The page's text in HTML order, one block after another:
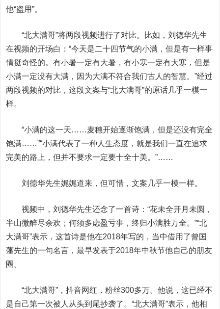
他“盗用”。
“北大满哥”将两段视频进行了对比。比如，刘德华先生
在视频的开场白：“今天是二十四节气的小满，但是有一样事
情挺奇怪的。有小暑一定有大暑，有小寒一定有大寒，但是
小满一定没有大满，因为大满不符合我们古人的智慧。”经过
两段视频的对比，这段文案与“北大满哥”的原话几乎一模一
样。
“小满的这一天……麦穗开始逐渐饱满，但是还没有完全
饱满……”“小满代表了一种人生态度，就是我们一直在追求
完美的路上，但并不要求一定要十全十美。”……
刘德华先生娓娓道来，但可惜，文案几乎一模一样。
视频中，刘德华先生还念了一首诗：“花未全开月未圆，
半山微醉尽余欢；何须多虑盈亏事，终归小满胜万全。”“北
大满哥”表示，这首诗是他在2018年写的，当中借用了曾国
藩先生的一句名言，最早发表于2018年中秋节他自己的朋友
圈。
“北大满哥”，抖音网红，粉丝300多万。他说，这已经不
是自己第一次被人从头到尾抄袭了。“北大满哥”表示，他相